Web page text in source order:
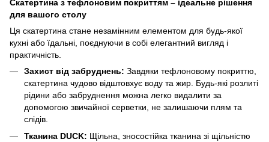
Скатертина з тефлоновим покриттям – ідеальне рішення
для вашого столу
Ця скатертина стане незамінним елементом для будь-якої
кухні або їдальні, поєднуючи в собі елегантний вигляд і
практичність.
Захист від забруднень: Завдяки тефлоновому покриттю,
скатертина чудово відштовхує воду та жир. Будь-які розлиті
рідини або забруднення можна легко видалити за
допомогою звичайної серветки, не залишаючи плям та
слідів.
Тканина DUCK: Щільна, зносостійка тканина зі щільністю